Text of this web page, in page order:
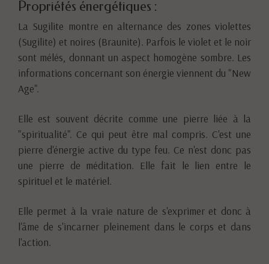
Propriétés énergétiques :
La Sugilite montre en alternance des zones violettes
(Sugilite) et noires (Braunite). Parfois le violet et le noir
sont mélés, donnant un aspect homogène sombre. Les
informations concernant son énergie viennent du "New
Age".
Elle est souvent décrite comme une pierre liée à la
"spiritualité". Ce qui peut être mal compris. C'est une
pierre d'énergie active du type feu. Ce n'est donc pas
une pierre de méditation. Elle fait le lien entre le
spirituel et le matériel.
Elle permet à la vraie nature de s'exprimer et donc à
l'âme de s'incarner pleinement dans le corps et dans
l'action.